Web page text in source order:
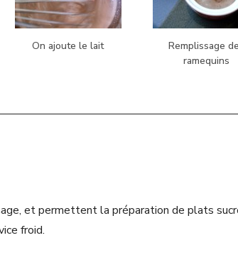
On ajoute le lait
Remplissage
ramequins
et permettent la préparation de plats
froid.